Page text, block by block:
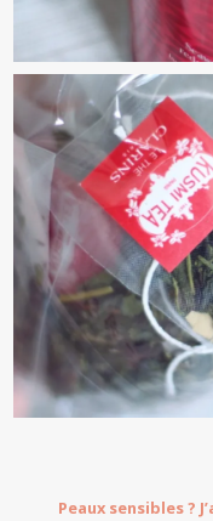
Peaux sensibles ?